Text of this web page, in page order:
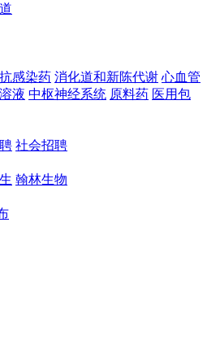
感染药 消化道和新陈代谢 心血管
液 中枢神经系统 原料药 医用包
社会招聘
翰林生物